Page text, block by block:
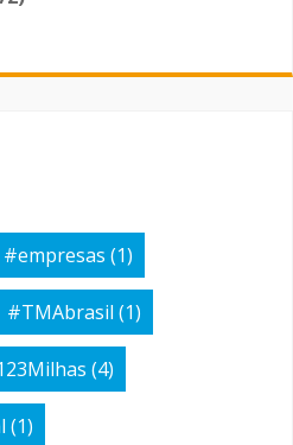
#empresas (1)
#TMAbrasil (1)
(4)
(1)